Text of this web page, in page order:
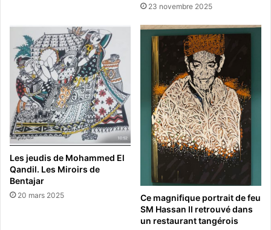
23 novembre 2025
Les jeudis de Mohammed El
Qandil. Les Miroirs de
Bentajar
20 mars 2025
Ce magnifique portrait de feu
SM Hassan II retrouvé dans
un restaurant tangérois